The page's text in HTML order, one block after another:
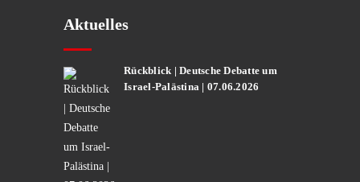
Aktuelles
Rückblick | Deutsche Debatte um
Israel-Palästina | 07.06.2026